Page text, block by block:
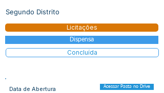
Segundo Distrito
Licitações
Dispensa
Concluída
Data de Abertura Acessar Pasta no Drive